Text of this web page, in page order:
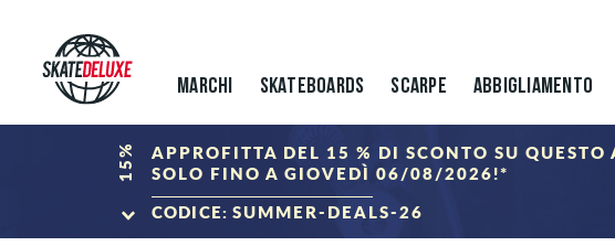
MARCHI SKATEBOARDS SCARPE ABBIGLIAMENTO
15%
APPROFITTA DEL 15 % DI SCONTO SU
SOLO FINO A GIOVEDÌ 06/08/2026!*
CODICE:SUMMER-DEALS-26